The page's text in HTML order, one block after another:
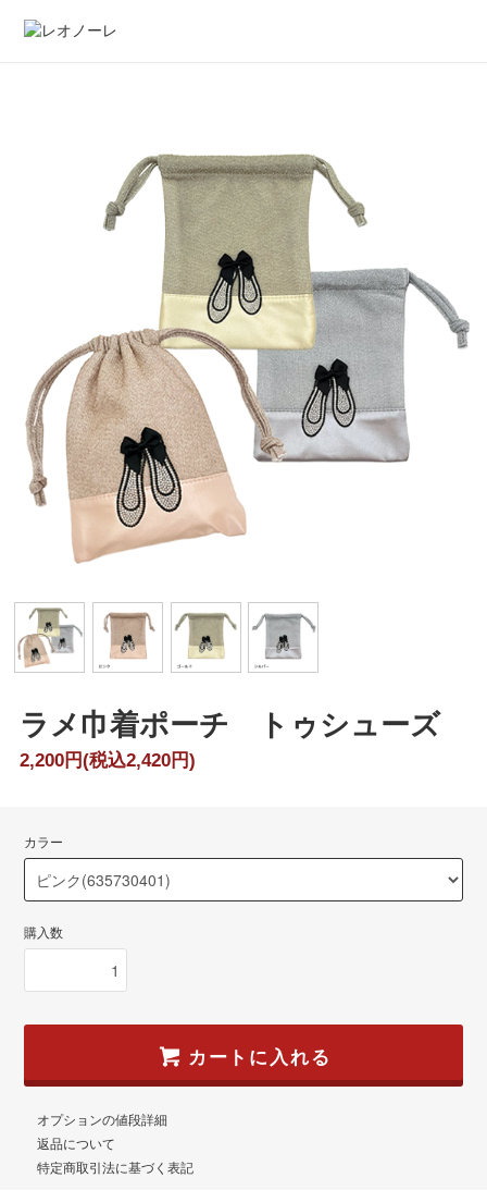
ラメ巾着ポーチ トゥシューズ
2,200円(税込2,420円)
カラー
購入数
カートに入れる
オプションの値段詳細
返品について
特定商取引法に基づく表記